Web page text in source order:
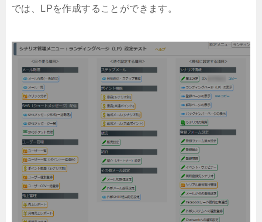
では、LPを作成することができます。